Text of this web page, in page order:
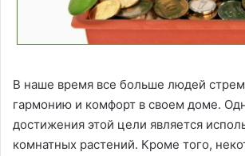
В наше время все больше людей
гармонию и комфорт в своем доме.
достижения этой цели является
комнатных растений. Кроме того,